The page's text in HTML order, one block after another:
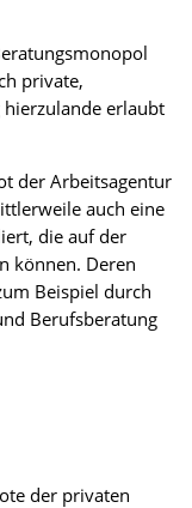
private,
erlaubt
der Arbeitsagentur
auch eine
die auf der
können. Deren
Beispiel durch
Berufsberatung
der privaten